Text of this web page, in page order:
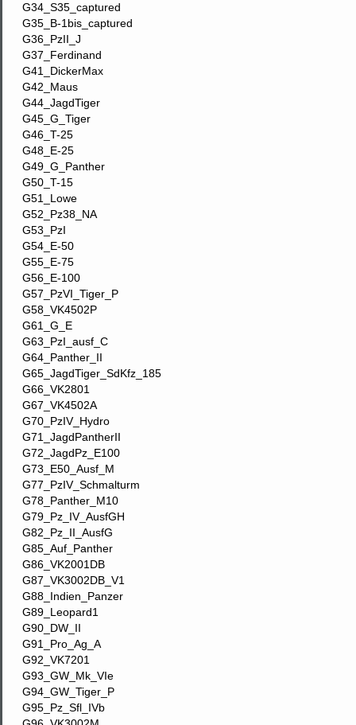
G34_S35_captured
G35_B-1bis_captured
G36_PzII_J
G37_Ferdinand
G41_DickerMax
G42_Maus
G44_JagdTiger
G45_G_Tiger
G46_T-25
G48_E-25
G49_G_Panther
G50_T-15
G51_Lowe
G52_Pz38_NA
G53_PzI
G54_E-50
G55_E-75
G56_E-100
G57_PzVI_Tiger_P
G58_VK4502P
G61_G_E
G63_PzI_ausf_C
G64_Panther_II
G65_JagdTiger_SdKfz_185
G66_VK2801
G67_VK4502A
G70_PzIV_Hydro
G71_JagdPantherII
G72_JagdPz_E100
G73_E50_Ausf_M
G77_PzIV_Schmalturm
G78_Panther_M10
G79_Pz_IV_AusfGH
G82_Pz_II_AusfG
G85_Auf_Panther
G86_VK2001DB
G87_VK3002DB_V1
G88_Indien_Panzer
G89_Leopard1
G90_DW_II
G91_Pro_Ag_A
G92_VK7201
G93_GW_Mk_VIe
G94_GW_Tiger_P
G95_Pz_Sfl_IVb